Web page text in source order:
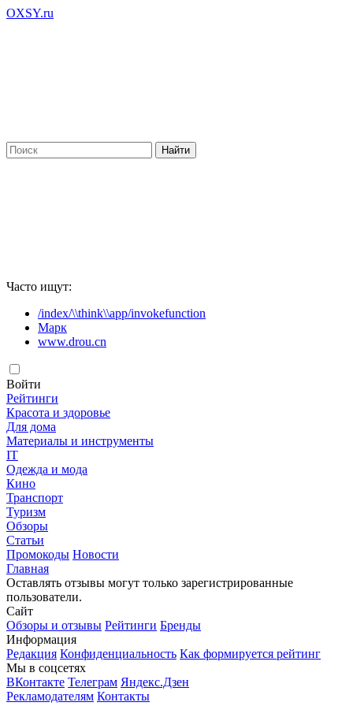
OXSY.ru
Часто ищут:
/index/\\think\\app/invokefunction
Марк
www.drou.cn
Войти
Рейтинги
Красота и здоровье
Для дома
Материалы и инструменты
IT
Одежда и мода
Кино
Транспорт
Туризм
Обзоры
Статьи
Промокоды Новости
Главная
Оставлять отзывы могут только зарегистрированные
пользователи.
Сайт
Обзоры и отзывы Рейтинги Бренды
Информация
Редакция Конфиденциальность Как формируется рейтинг
Мы в соцсетях
ВКонтакте Телеграм Яндекс.Дзен
Рекламодателям Контакты